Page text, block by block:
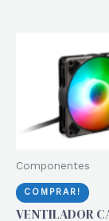
Componentes
COMPRAR!
VENTILADOR